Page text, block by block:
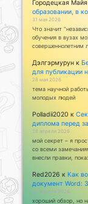
Городецкая Майя
образовании, в
31 мая 2026
Что значит
обучения в вузах
совершеннолетним
Дэлгэрмурун к
для публикации
28 мая 2026
тема научной
молодых людей
Polladii2020 к
диплома перед
28 апреля 2026
мой секрет – я
со всеми
внесли правки,
Red2026 к Как
документ Word:
23 апреля 2026
хороший обзор, но